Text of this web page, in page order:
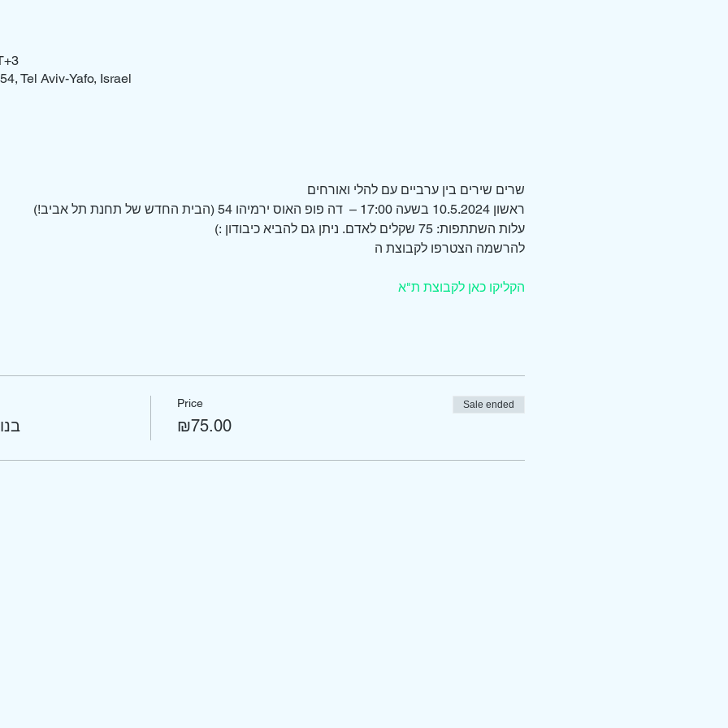
Tel Aviv-Yafo, Israel
שרים שירים בין ערביים עם להלי ואורחים
ראשון 10.5.2024 בשעה 17:00 –  דה פופ האוס ירמיהו 54 (הבית החדש של תחנת תל אביב!)
עלות השתתפות: 75 שקלים לאדם. ניתן גם להביא כיבודון :)
להרשמה הצטרפו לקבוצת ה
הקליקו כאן לקבוצת ת"א
Price
₪75.00
Sale ended